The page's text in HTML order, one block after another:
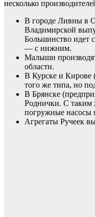
несколько
В городе Ливны в
Владимирской
Большинство
— с нижним.
Малыши
области.
В Курске и Кирове
того же типа, но
В Брянске
Роднички. С таким
погружные насосы
Агрегаты Ручеек